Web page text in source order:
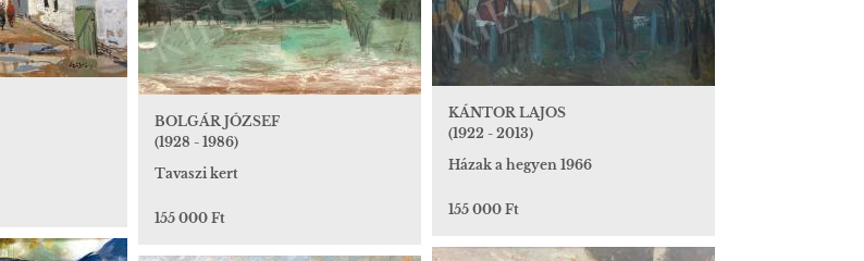
KÁNTOR LAJOS
(1922 - 2013)
Házak a hegyen 1966
155 000 Ft
BOLGÁR JÓZSEF
(1928 - 1986)
Tavaszi kert
155 000 Ft